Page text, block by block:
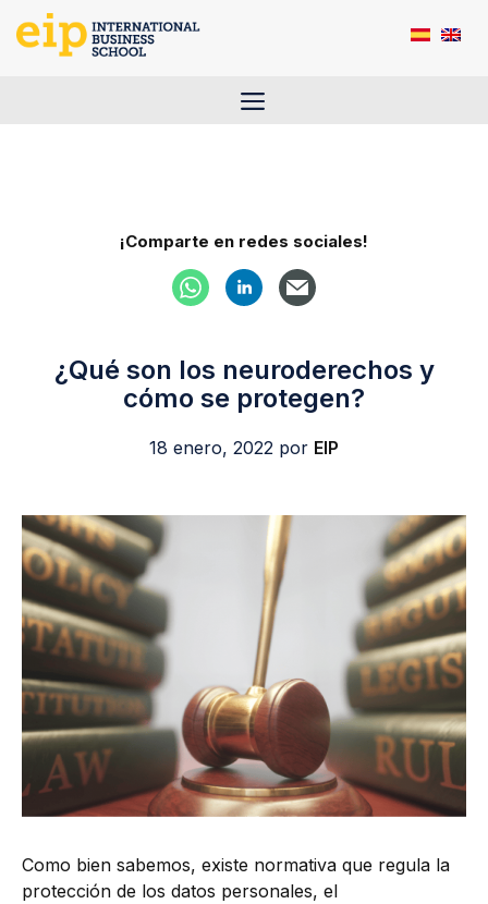
Saltar
Menú
¡Comparte en redes sociales!
¿Qué son los neuroderechos y
cómo se protegen?
18 enero, 2022 por EIP
Como bien sabemos, existe normativa que regula la
protección de los datos personales, el